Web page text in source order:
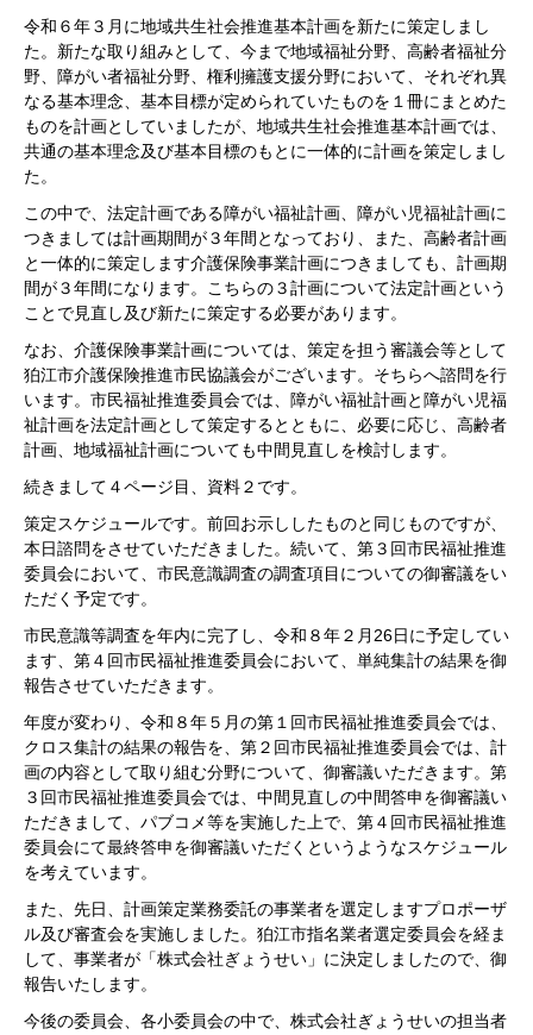
令和６年３月に地域共生社会推進基本計画を新たに策定しまし
た。新たな取り組みとして、今まで地域福祉分野、高齢者福祉分
野、障がい者福祉分野、権利擁護支援分野において、それぞれ異
なる基本理念、基本目標が定められていたものを１冊にまとめた
ものを計画としていましたが、地域共生社会推進基本計画では、
共通の基本理念及び基本目標のもとに一体的に計画を策定しまし
た。
この中で、法定計画である障がい福祉計画、障がい児福祉計画に
つきましては計画期間が３年間となっており、また、高齢者計画
と一体的に策定します介護保険事業計画につきましても、計画期
間が３年間になります。こちらの３計画について法定計画という
ことで見直し及び新たに策定する必要があります。
なお、介護保険事業計画については、策定を担う審議会等として
狛江市介護保険推進市民協議会がございます。そちらへ諮問を行
います。市民福祉推進委員会では、障がい福祉計画と障がい児福
祉計画を法定計画として策定するとともに、必要に応じ、高齢者
計画、地域福祉計画についても中間見直しを検討します。
続きまして４ページ目、資料２です。
策定スケジュールです。前回お示ししたものと同じものですが、
本日諮問をさせていただきました。続いて、第３回市民福祉推進
委員会において、市民意識調査の調査項目についての御審議をい
ただく予定です。
市民意識等調査を年内に完了し、令和８年２月26日に予定してい
ます、第４回市民福祉推進委員会において、単純集計の結果を御
報告させていただきます。
年度が変わり、令和８年５月の第１回市民福祉推進委員会では、
クロス集計の結果の報告を、第２回市民福祉推進委員会では、計
画の内容として取り組む分野について、御審議いただきます。第
３回市民福祉推進委員会では、中間見直しの中間答申を御審議い
ただきまして、パブコメ等を実施した上で、第４回市民福祉推進
委員会にて最終答申を御審議いただくというようなスケジュール
を考えています。
また、先日、計画策定業務委託の事業者を選定しますプロポーザ
ル及び審査会を実施しました。狛江市指名業者選定委員会を経ま
して、事業者が「株式会社ぎょうせい」に決定しましたので、御
報告いたします。
今後の委員会、各小委員会の中で、株式会社ぎょうせいの担当者